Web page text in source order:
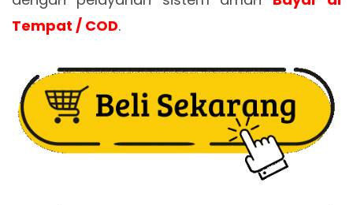
Tempat / COD.